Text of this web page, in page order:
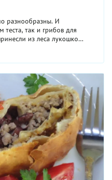
разнообразны. И
из леса лукошко
и ...